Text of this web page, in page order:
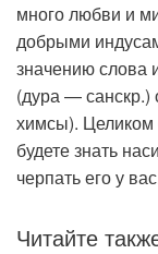
много любви и
добрыми
значению слова
(дура — санскр.)
химсы). Целиком
будете знать
черпать его у
Читайте